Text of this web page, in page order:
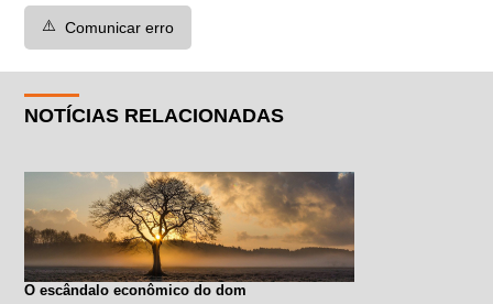
⚠️ Comunicar erro
NOTÍCIAS RELACIONADAS
O escândalo econômico do dom